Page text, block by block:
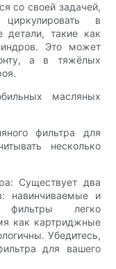
со своей задачей,
в
детали, такие как
Это может
а в тяжёлых
масляных
фильтра для
несколько
Существует два
навинчиваемые и
фильтры легко
как картриджные
Убедитесь,
для вашего